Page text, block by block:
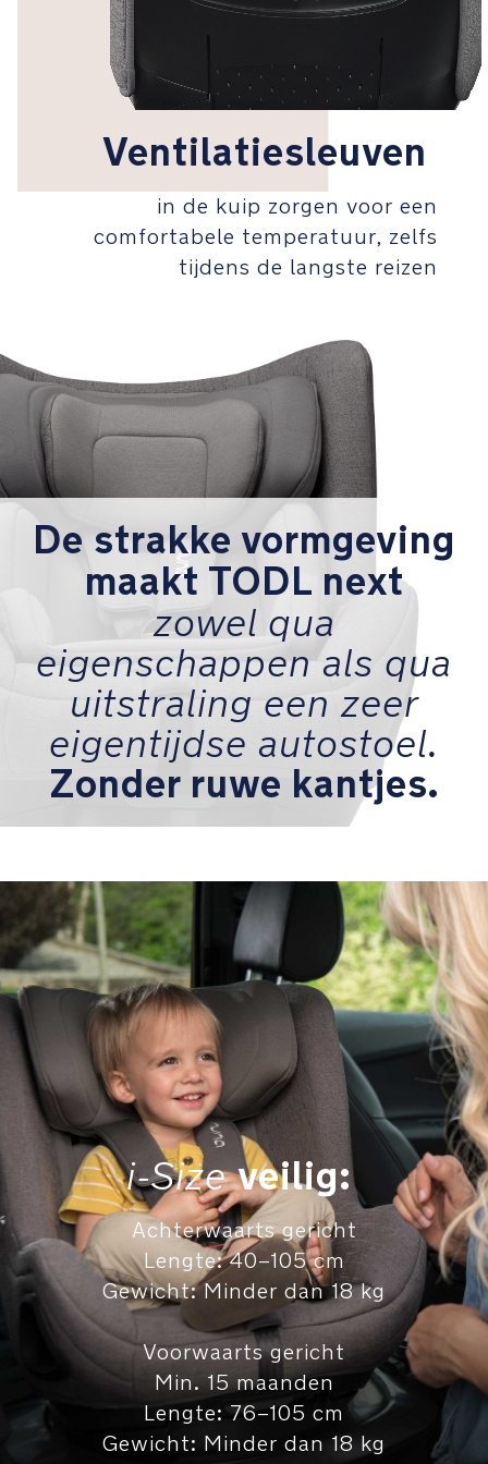
hoogste
veiligheidsnormen,
inclusief
zijdelingse
botsingen
jouw
voor
extra
veiligheidszone
het
samen
geïntegreerde
EPP
schuim
om
energie
te
kunnen
absorberen
Kies
uit
5
ligstanden
ongeacht
welke
richting
ze
zitten
Diepe
slaapstanden,
147°
achterwaarts
gericht
127°
voorwaarts
gericht,
comfort
Ventilatiesleuven
in de kuip zorgen voor een
comfortabele temperatuur, zelfs
tijdens de langste reizen
De strakke vormgeving
maakt TODL next
zowel qua
eigenschappen als qua
uitstraling een zeer
eigentijdse autostoel.
Zonder ruwe kantjes.
i-Size veilig:
Achterwaarts gericht
Lengte: 40–105 cm
Gewicht: Minder dan 18 kg
Voorwaarts gericht
Min. 15 maanden
Lengte: 76–105 cm
Gewicht: Minder dan 18 kg